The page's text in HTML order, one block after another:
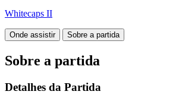
Whitecaps II
Onde assistir Sobre a partida
Sobre a partida
Detalhes da Partida